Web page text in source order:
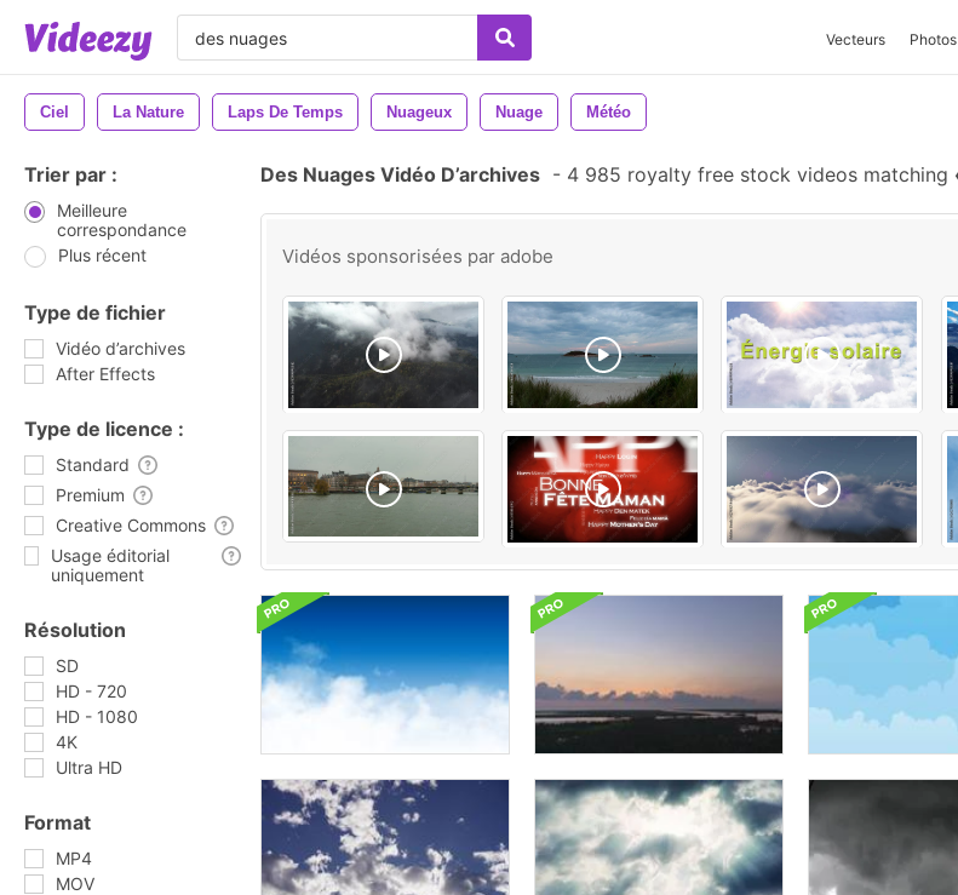
Vecteurs Photos
Ciel La Nature Laps De Temps Nuageux Nuage Météo
Trier par :
Meilleure
correspondance
Plus récent
Type de fichier
Vidéo d’archives
After Effects
Type de licence :
Standard
Premium
Creative Commons
Usage éditorial
uniquement
Résolution
SD
HD - 720
HD - 1080
4K
Ultra HD
Format
MP4
MOV
Des Nuages Vidéo D’archives - 4 985 royalty free stock videos matching
Vidéos sponsorisées par adobe